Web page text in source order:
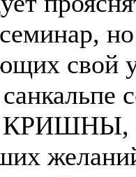
свой
КРИШНЫ,